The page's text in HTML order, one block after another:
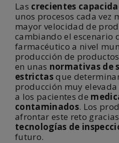
Las crecientes
unos procesos cada vez
mayor velocidad de
cambiando el escenario
farmacéutico a nivel
producción de
en unas normativas de
estrictasque
producción muy
a los pacientes de
contaminados. Los
afrontar este reto
tecnologías de
futuro.